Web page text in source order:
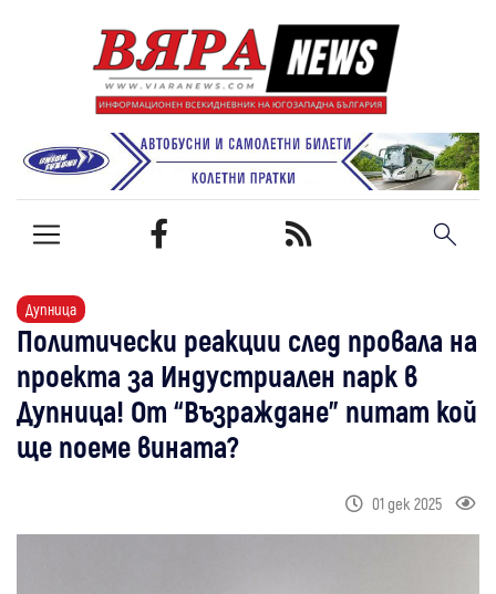
Дупница
Политически реакции след провала на
проекта за Индустриален парк в
Дупница! От “Възраждане” питат кой
ще поеме вината?
01 дек 2025